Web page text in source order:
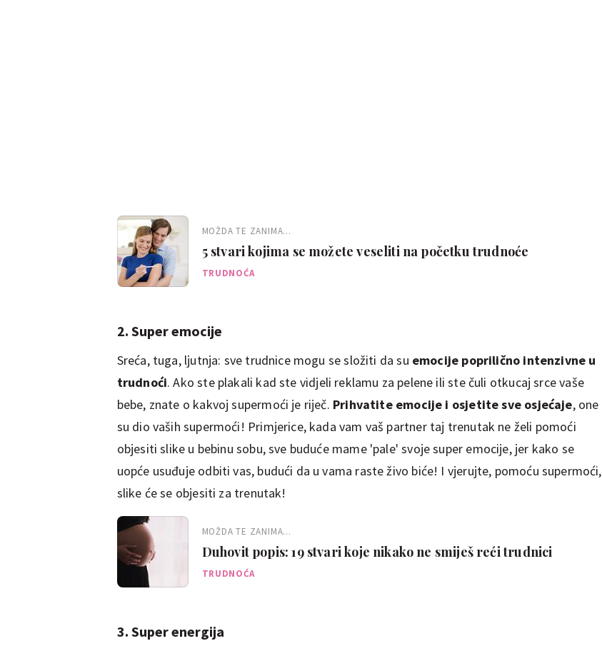
MOŽDA TE ZANIMA...
5 stvari kojima se možete veseliti na početku trudnoće
TRUDNOĆA
2. Super emocije
Sreća, tuga, ljutnja: sve trudnice mogu se složiti da su emocije poprilično intenzivne u
trudnoći. Ako ste plakali kad ste vidjeli reklamu za pelene ili ste čuli otkucaj srce vaše
bebe, znate o kakvoj supermoći je riječ. Prihvatite emocije i osjetite sve osjećaje, one
su dio vaših supermoći! Primjerice, kada vam vaš partner taj trenutak ne želi pomoći
objesiti slike u bebinu sobu, sve buduće mame 'pale' svoje super emocije, jer kako se
uopće usuđuje odbiti vas, budući da u vama raste živo biće! I vjerujte, pomoću supermoći,
slike će se objesiti za trenutak!
MOŽDA TE ZANIMA...
Duhovit popis: 19 stvari koje nikako ne smiješ reći trudnici
TRUDNOĆA
3. Super energija